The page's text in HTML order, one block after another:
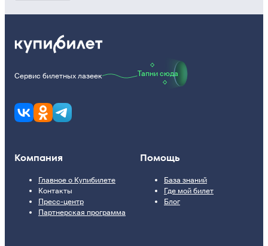
Сервис билетных лазеек Тапни сюда
Компания
Главное о Купибилете
Контакты
Пресс-центр
Партнерская программа
Помощь
База знаний
Где мой билет
Блог